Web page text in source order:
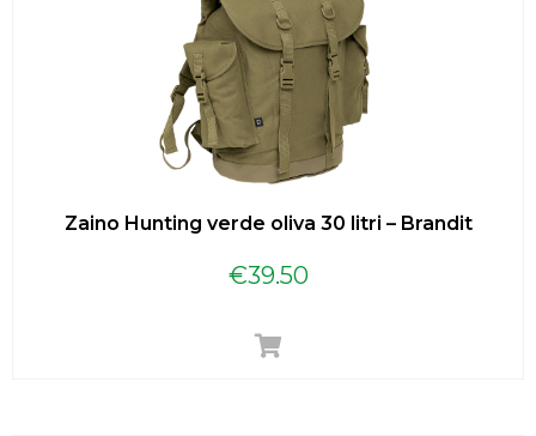
Zaino Hunting verde oliva 30 litri – Brandit
€39.50